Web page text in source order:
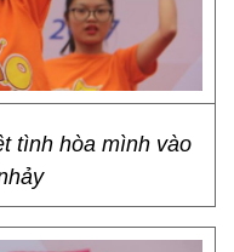
tình hòa mình vào